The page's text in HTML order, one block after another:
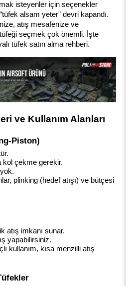
isteyenler için seçenekler
alsam yeter” devri kapandı.
atış mesafenize ve
seçmek çok önemli. İşte
tüfek satın alma rehberi.
ve Kullanım Alanları
Piston)
kol çekme gerekir.
plinking (hedef atışı) ve bütçesi
atış imkanı sunar.
yapabilirsiniz.
kullanım, kısa menzilli atış